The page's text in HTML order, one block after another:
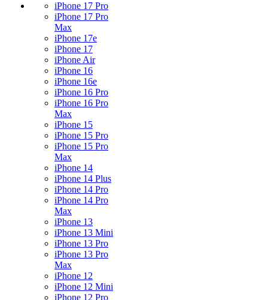
iPhone 17 Pro
iPhone 17 Pro
Max
iPhone 17e
iPhone 17
iPhone Air
iPhone 16
iPhone 16e
iPhone 16 Pro
iPhone 16 Pro
Max
iPhone 15
iPhone 15 Pro
iPhone 15 Pro
Max
iPhone 14
iPhone 14 Plus
iPhone 14 Pro
iPhone 14 Pro
Max
iPhone 13
iPhone 13 Mini
iPhone 13 Pro
iPhone 13 Pro
Max
iPhone 12
iPhone 12 Mini
iPhone 12 Pro